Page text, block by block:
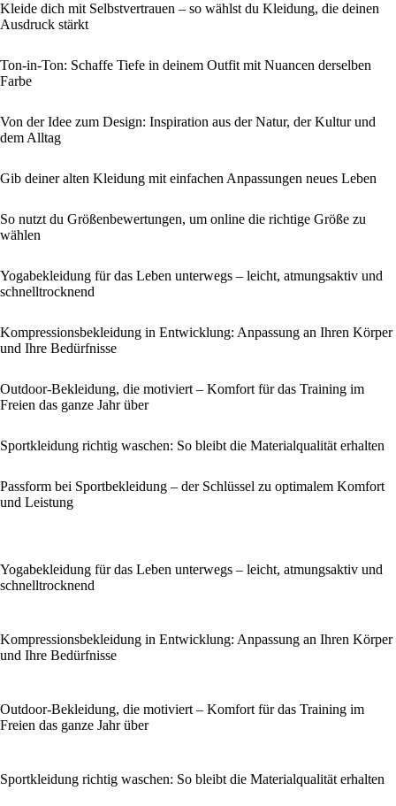
Kleide dich mit Selbstvertrauen – so wählst du Kleidung, die deinen
Ausdruck stärkt
Ton-in-Ton: Schaffe Tiefe in deinem Outfit mit Nuancen derselben
Farbe
Von der Idee zum Design: Inspiration aus der Natur, der Kultur und
dem Alltag
Gib deiner alten Kleidung mit einfachen Anpassungen neues Leben
So nutzt du Größenbewertungen, um online die richtige Größe zu
wählen
Yogabekleidung für das Leben unterwegs – leicht, atmungsaktiv und
schnelltrocknend
Kompressionsbekleidung in Entwicklung: Anpassung an Ihren Körper
und Ihre Bedürfnisse
Outdoor-Bekleidung, die motiviert – Komfort für das Training im
Freien das ganze Jahr über
Sportkleidung richtig waschen: So bleibt die Materialqualität erhalten
Passform bei Sportbekleidung – der Schlüssel zu optimalem Komfort
und Leistung
Yogabekleidung für das Leben unterwegs – leicht, atmungsaktiv und
schnelltrocknend
Kompressionsbekleidung in Entwicklung: Anpassung an Ihren Körper
und Ihre Bedürfnisse
Outdoor-Bekleidung, die motiviert – Komfort für das Training im
Freien das ganze Jahr über
Sportkleidung richtig waschen: So bleibt die Materialqualität erhalten